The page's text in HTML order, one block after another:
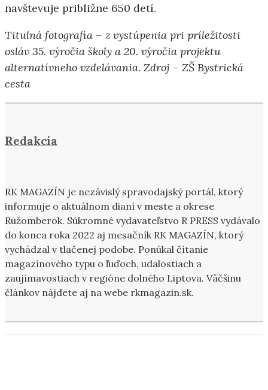
navštevuje približne 650 detí.
Titulná fotografia – z vystúpenia pri príležitosti
osláv 35. výročia školy a 20. výročia projektu
alternatívneho vzdelávania. Zdroj – ZŠ Bystrická
cesta
Redakcia
RK MAGAZÍN je nezávislý spravodajský portál, ktorý
informuje o aktuálnom dianí v meste a okrese
Ružomberok. Súkromné vydavateľstvo R PRESS vydávalo
do konca roka 2022 aj mesačník RK MAGAZÍN, ktorý
vychádzal v tlačenej podobe. Ponúkal čítanie
magazínového typu o ľuďoch, udalostiach a
zaujímavostiach v regióne dolného Liptova. Väčšinu
článkov nájdete aj na webe rkmagazin.sk.